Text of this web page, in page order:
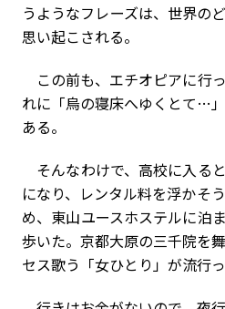
うようなフレーズは、世界の
思い起こされる。
この前も、エチオピアに行
れに「烏の寝床へゆくとて…
ある。
そんなわけで、高校に入る
になり、レンタル料を浮かそ
め、東山ユースホステルに泊
歩いた。京都大原の三千院を
セス歌う「女ひとり」が流行